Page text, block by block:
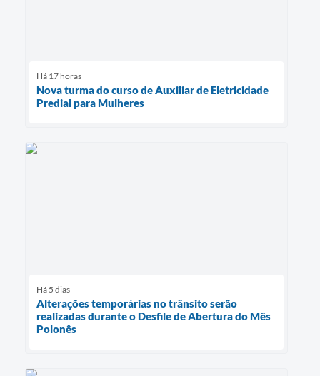
Há 17 horas
Nova turma do curso de Auxiliar de Eletricidade
Predial para Mulheres
Há 5 dias
Alterações temporárias no trânsito serão
realizadas durante o Desfile de Abertura do Mês
Polonês